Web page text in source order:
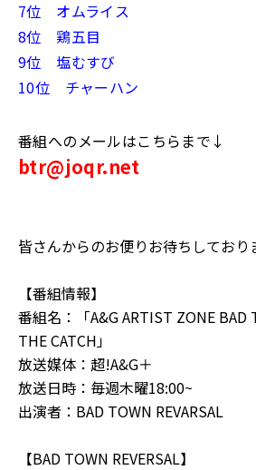
7位 オムライス
8位 鶏五目
9位 塩むすび
10位 チャーハン
番組へのメールはこちらまで↓
btr@joqr.net
皆さんからのお便りお待ちしており
【番組情報】
番組名：「A&G ARTIST ZONE BAD
THE CATCH」
放送媒体：超!A&G＋
放送日時：毎週木曜18:00~
出演者：BAD TOWN REVARSAL
【BAD TOWN REVERSAL】